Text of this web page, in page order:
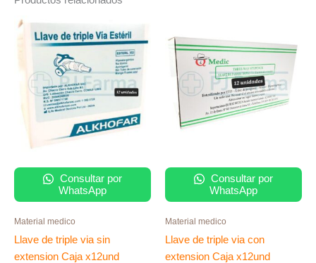
Consultar por
WhatsApp
Material medico
Llave de triple via sin
extension Caja x12und
Consultar por
WhatsApp
Material medico
Llave de triple via con
extension Caja x12und